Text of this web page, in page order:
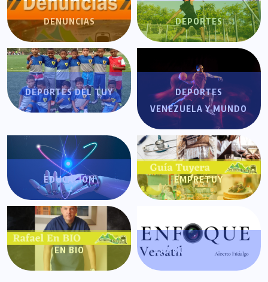
DENUNCIAS DEPORTES
DEPORTES DEL TUY
DEPORTES
VENEZUELA Y MUNDO
EDUCACIÓN EMPRETUY
EN BIO ENFOQUE VERSÁTIL